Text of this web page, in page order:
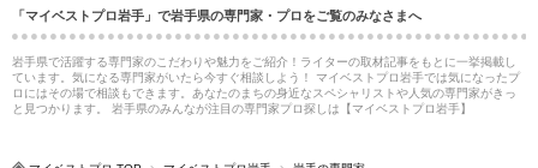
「マイベストプロ岩手」で岩手県の専門家・プロをご覧のみなさまへ
岩手県で活躍する専門家のこだわりや魅力をご紹介！ライターの取材記事をもとに一挙掲載し
ています。気になる専門家がいたら今すぐ相談しよう！ マイベストプロ岩手では気になったプ
ロにはその場で相談もできます。あなたのまちの身近なスペシャリストや人気の専門家がきっ
と見つかります。 岩手県のみんなが注目の専門家プロ探しは【マイベストプロ岩手】